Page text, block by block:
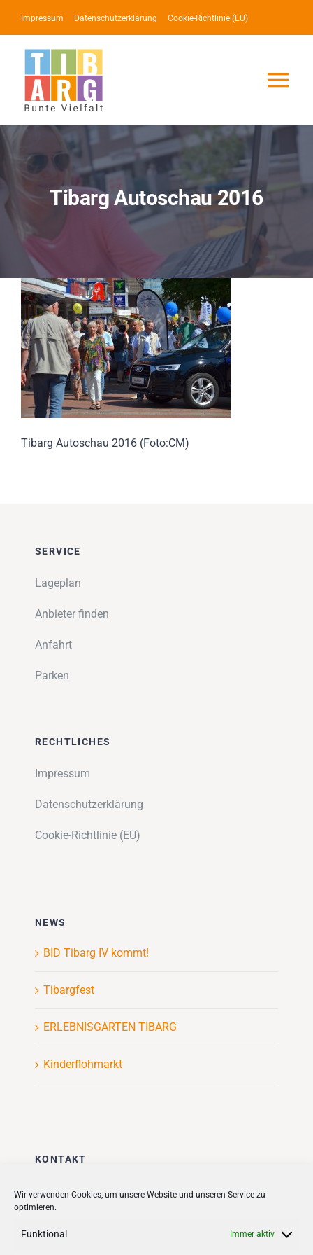
Wir verwenden Cookies, um unsere Website und unseren Service zu
optimieren.
Funktional Immer aktiv
Inhalt
springen
Impressum Datenschutzerklärung Cookie-Richtlinie (EU)
Lotse
Service
Events
Impressionen
Über uns
SUCHE
Tibarg Autoschau 2016
Tibarg Autoschau 2016 (Foto:CM)
SERVICE
Lageplan
Anbieter finden
Anfahrt
Parken
RECHTLICHES
Impressum
Datenschutzerklärung
Cookie-Richtlinie (EU)
NEWS
BID Tibarg IV kommt!
Tibargfest
ERLEBNISGARTEN TIBARG
Kinderflohmarkt
KONTAKT
Stadt + Handel City- und
Quartiersmanagement